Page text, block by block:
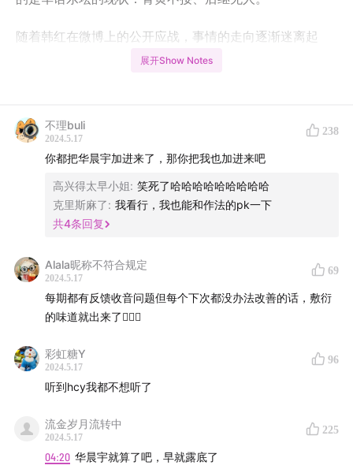
随着韩红在微博上的公开应战，事情的走向逐渐迷离起
来，是民意裹挟舆情所致，还是节目组作为背后推手因势
本期，我们邀请了资深的综艺宣发策划草莓老师做客，一
起谈一谈戏剧性十足的《歌手2024》，以及目前市场上的
音综、乐坛现状，更多精彩内容，尽请收听。
【时间轴】
00:56 主播介绍
歌手爆红现状
05:38 主播的“歌手观众”报名经历
“中外对抗”是营销出来的吗？
展开Show Notes
不理buli
2024.5.17
238
你都把华晨宇加进来了，那你把我也加进来吧
高兴得太早小姐: 笑死了哈哈哈哈哈哈哈哈哈
克里斯麻了: 我看行，我也能和作法的pk一下
共4条回复
Alala昵称不符合规定
2024.5.17
69
每期都有反馈收音问题但每个下次都没办法改善的话，敷衍
的味道就出来了🤷🏻‍♀️
彩虹糖Y
2024.5.17
96
听到hcy我都不想听了
流金岁月流转中
2024.5.17
225
04:20 华晨宇就算了吧，早就露底了